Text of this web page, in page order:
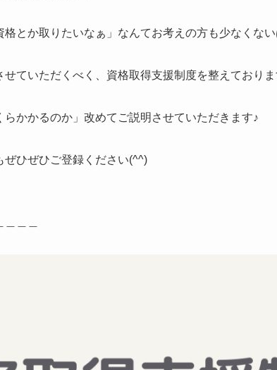
格とか取りたいなぁ」なんてお考えの方も少なくな
せていただくべく、資格取得支援制度を整えており
らかかるのか」改めてご説明させていただきます♪
ぜひぜひご登録ください(^^)